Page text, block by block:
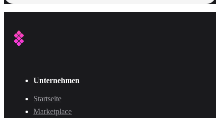
Unternehmen
Startseite
Marketplace